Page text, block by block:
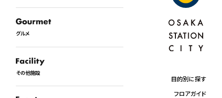
グルメ
その他施設
目的別に探す
フロアガイド